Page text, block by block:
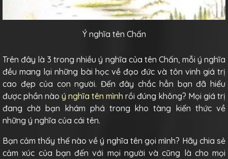
Ý nghĩa tên Chấn
Trên đây là 3 trong nhiều ý nghĩa của tên Chấn, mỗi ý nghĩa
đều mang lại những bài học về đạo đức và tôn vinh giá trị
cao đẹp của con người. Đến đây chắc hẳn bạn đã hiểu
được phần nào ý nghĩa tên mình rồi đúng không? Mọi giá trị
đang chờ bạn khám phá trong kho tàng kiến thức về
những ý nghĩa của cái tên.
Bạn cảm thấy thế nào về ý nghĩa tên gọi mình? Hãy chia sẻ
cảm xúc của bạn đến với mọi người và cũng là cho mọi